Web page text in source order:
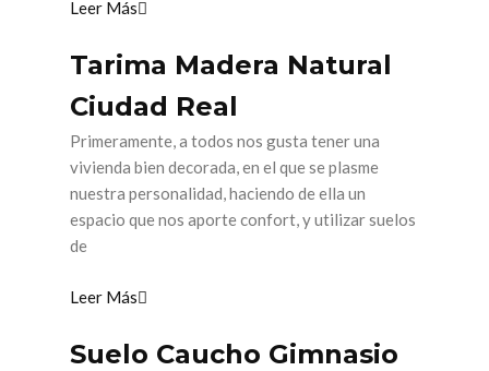
Leer Más
Tarima Madera Natural
Ciudad Real
Primeramente, a todos nos gusta tener una
vivienda bien decorada, en el que se plasme
nuestra personalidad, haciendo de ella un
espacio que nos aporte confort, y utilizar suelos
de
Leer Más
Suelo Caucho Gimnasio